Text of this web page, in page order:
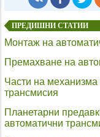
ПРЕДИШНИ СТАТИИ
Монтаж на
Премахване на
Части на механизма
трансмисия
Планетарни
автоматични